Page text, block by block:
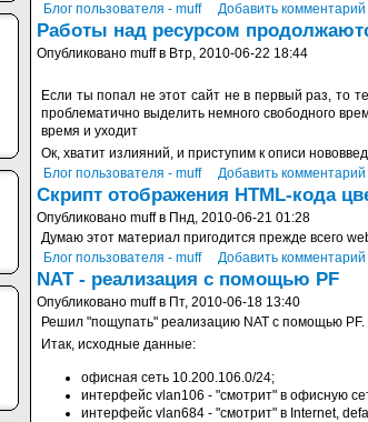
Блог пользователя - muff
Добавить комментарий
Работы над ресурсом
Опубликовано muff в Втр, 2010-06-22 18:44
Если ты попал не этот сайт не в первый раз, то
проблематично выделить немного свободного
время и уходит
Ок, хватит излияний, и приступим к описи
Блог пользователя - muff
Добавить комментарий
Скрипт отображения HTML-кода
Опубликовано muff в Пнд, 2010-06-21 01:28
Думаю этот материал пригодится прежде всего
Блог пользователя - muff
Добавить комментарий
NAT - реализация с помощью PF
Опубликовано muff в Пт, 2010-06-18 13:40
Решил "пощупать" реализацию NAT с помощью PF.
Итак, исходные данные:
офисная сеть 10.200.106.0/24;
интерфейс vlan106 - "смотрит" в офисную
интерфейс vlan684 - "смотрит" в Internet,